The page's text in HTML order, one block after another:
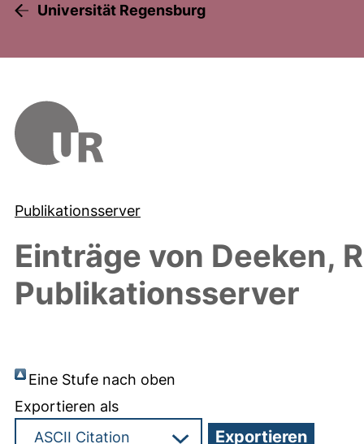
Universität Regensburg
Publikationsserver
Einträge von Deeken,
Publikationsserver
Eine Stufe nach oben
Exportieren als